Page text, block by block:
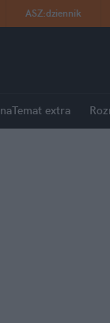
ASZ:dziennik
naTemat extra